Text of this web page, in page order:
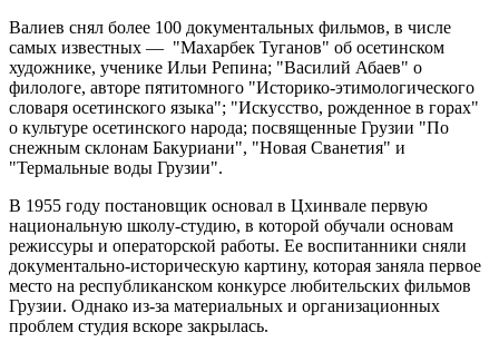
Валиев снял более 100 документальных фильмов, в числе
самых известных — "Махарбек Туганов" об осетинском
художнике, ученике Ильи Репина; "Василий Абаев" о
филологе, авторе пятитомного "Историко-этимологического
словаря осетинского языка"; "Искусство, рожденное в горах"
о культуре осетинского народа; посвященные Грузии "По
снежным склонам Бакуриани", "Новая Сванетия" и
"Термальные воды Грузии".
В 1955 году постановщик основал в Цхинвале первую
национальную школу-студию, в которой обучали основам
режиссуры и операторской работы. Ее воспитанники сняли
документально-историческую картину, которая заняла первое
место на республиканском конкурсе любительских фильмов
Грузии. Однако из-за материальных и организационных
проблем студия вскоре закрылась.